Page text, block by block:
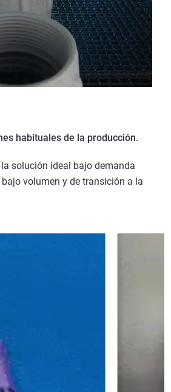
habituales de la producción.
solución ideal bajo demanda
volumen y de transición a la